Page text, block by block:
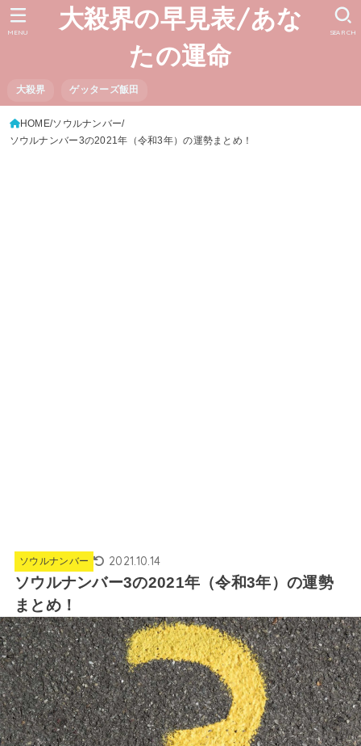
大殺界の早見表/あな
たの運命
大殺界 ゲッターズ飯田
SEARCH
MENU
HOME ソウルナンバー
ソウルナンバー3の2021年（令和3年）の運勢まとめ！
ソウルナンバー 2021.10.14
ソウルナンバー3の2021年（令和3年）の運勢
まとめ！